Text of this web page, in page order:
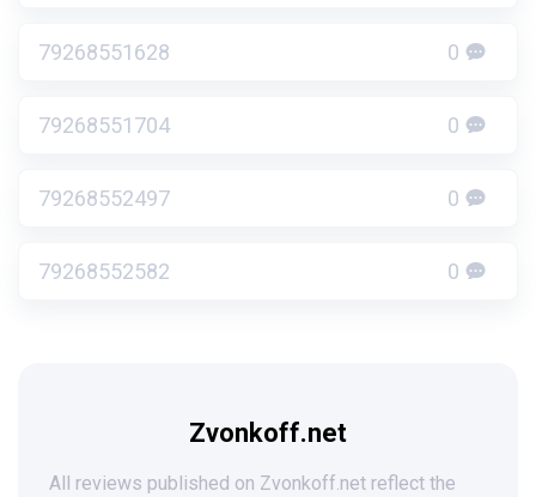
79268551628 0
79268551704 0
79268552497 0
79268552582 0
Zvonkoff.net
All reviews published on Zvonkoff.net reflect the